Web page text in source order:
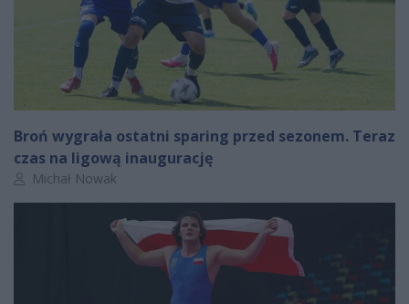
Broń wygrała ostatni sparing przed sezonem. Teraz
czas na ligową inaugurację
Autor artykułu:
Michał Nowak